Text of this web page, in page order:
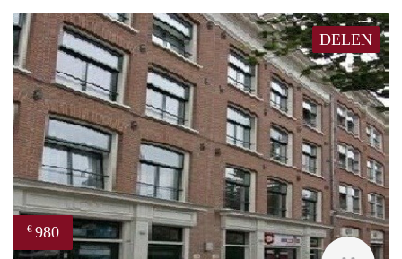
DELEN
€ 980